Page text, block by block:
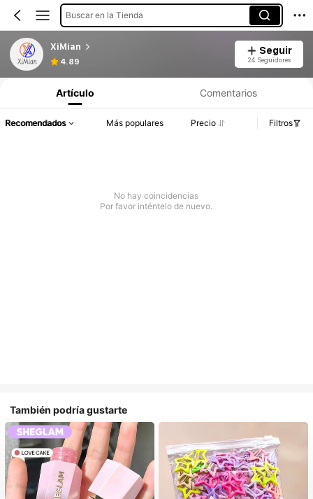
Buscar en la Tienda
XiMian
4.89
Seguir
24 Seguidores
Artículo Comentarios
Recomendados Más populares Precio Filtros
No hay coincidencias
Por favor inténtelo de nuevo.
También podría gustarte